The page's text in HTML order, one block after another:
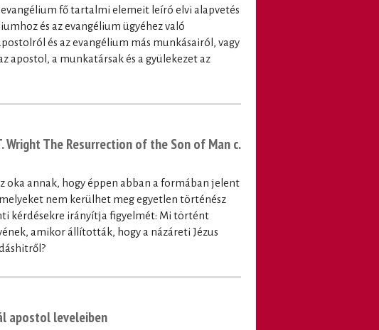
fő tartalmi elemeit leíró elvi alapvetés
és az evangélium ügyéhez való
és az evangélium más munkásairól, vagy
apostol, a munkatársak és a gyülekezet az
The Resurrection of the Son of Man c.
oka annak, hogy éppen abban a formában jelent
nem kerülhet meg egyetlen történész
kérdésekre irányítja figyelmét: Mi történt
amikor állították, hogy a názáreti Jézus
apostol leveleiben